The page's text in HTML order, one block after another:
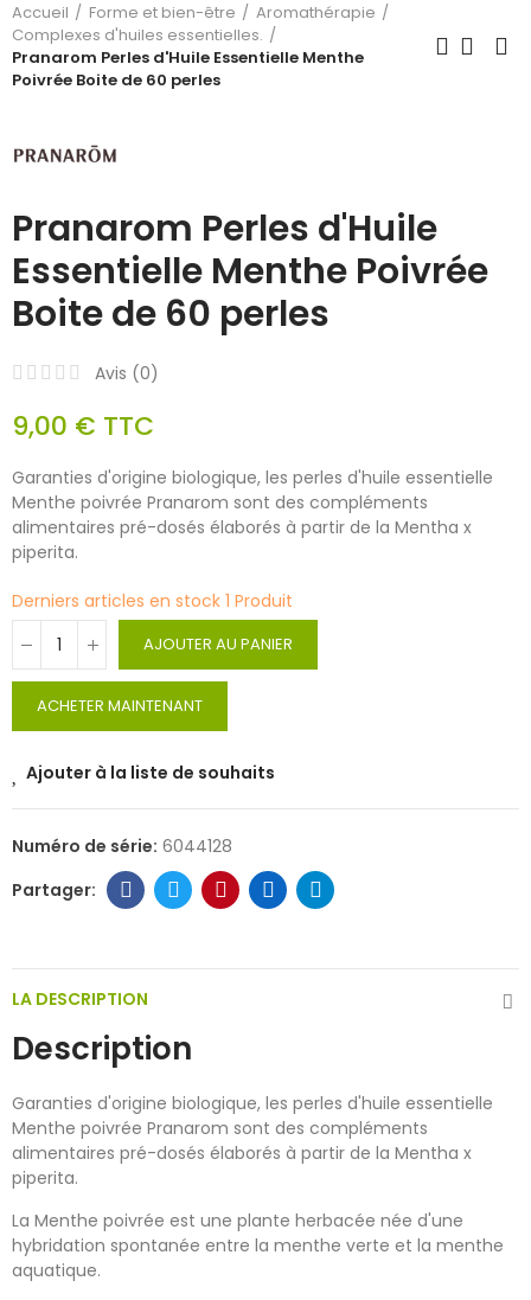
Accueil Forme et bien-être
Aromathérapie
Complexes d'huiles essentielles.
Pranarom Perles d'Huile Essentielle Menthe
Poivrée Boite de 60 perles
Pranarom Perles d'Huile
Essentielle Menthe Poivrée
Boite de 60 perles
Avis (0)
9,00 € TTC
Garanties d'origine biologique, les perles d'huile essentielle
Menthe poivrée Pranarom sont des compléments
alimentaires pré-dosés élaborés à partir de la Mentha x
piperita.
Derniers articles en stock 1 Produit
AJOUTER AU PANIER
ACHETER MAINTENANT
Ajouter à la liste de souhaits
Numéro de série: 6044128
LA DESCRIPTION
Description
Garanties d'origine biologique, les perles d'huile essentielle
Menthe poivrée Pranarom sont des compléments
alimentaires pré-dosés élaborés à partir de la Mentha x
piperita.
La Menthe poivrée est une plante herbacée née d'une
hybridation spontanée entre la menthe verte et la menthe
aquatique.